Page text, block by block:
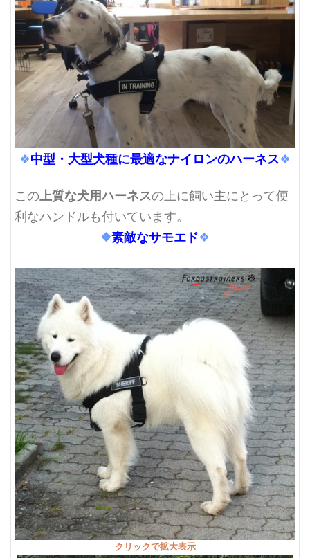
❖中型・大型犬種に最適なナイロンのハーネス❖
この上質な犬用ハーネスの上に飼い主にとって便
利なハンドルも付いています。
❖素敵なサモエド❖
クリックで拡大表示